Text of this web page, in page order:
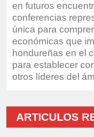
en futuros
conferencias
única para
económicas que
hondureñas en el
para establecer
otros líderes del
ARTICULOS